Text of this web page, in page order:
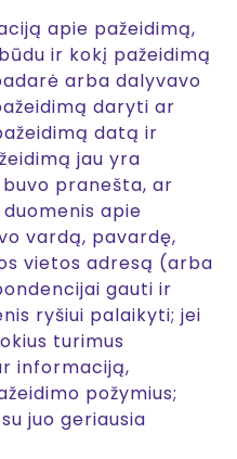
apie pažeidimą,
ir kokį pažeidimą
arba dalyvavo
daryti ar
datą ir
jau yra
pranešta, ar
apie
vardą, pavardę,
vietos adresą (arba
gauti ir
ryšiui palaikyti; jei
turimus
informaciją,
požymius;
juo geriausia